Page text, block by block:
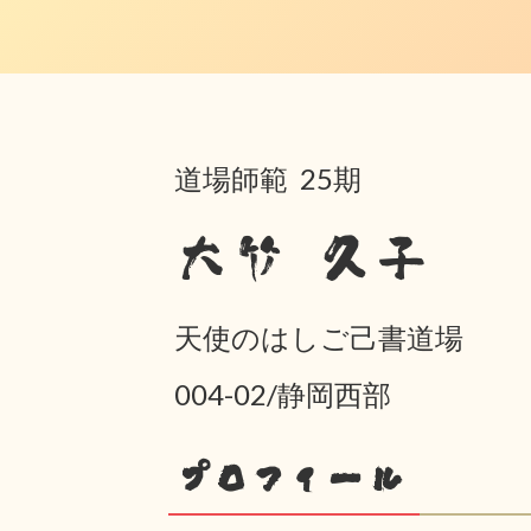
道場師範 25期
大竹 久子
天使のはしご己書道場
004-02/静岡西部
プロフィール